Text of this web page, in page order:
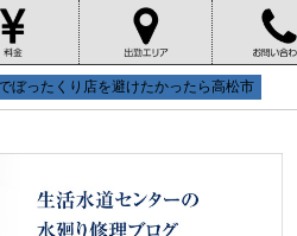
ぼったくり店を避けたかったら高松市